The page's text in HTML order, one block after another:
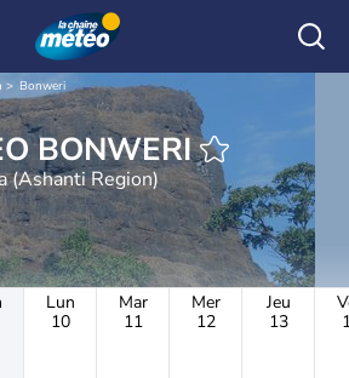
Bonweri
METEO BONWERI
(Ashanti Region)
Lun
10
Mar
11
Mer
12
Jeu
13